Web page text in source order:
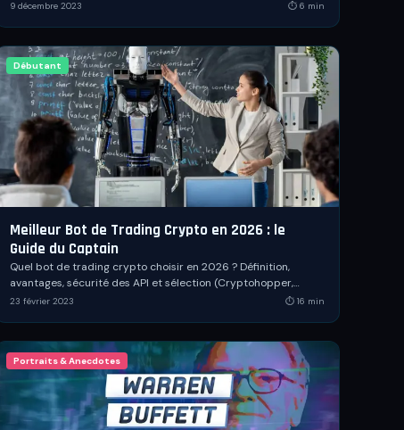
légal français, AMF et nouveau règlement MiCA : tout
9 décembre 2023 ⏱ 6 min
Débutant
Meilleur Bot de Trading Crypto en 2026 : le
Guide du Captain
Quel bot de trading crypto choisir en 2026 ? Définition,
avantages, sécurité des API et sélection (Cryptohopper,
3Commas, Gunbot, Kryll Reboot).
23 février 2023 ⏱ 16 min
Portraits & Anecdotes